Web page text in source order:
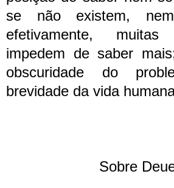
se não existem,
efetivamente,
impedem de saber
obscuridade do
brevidade da vida
Sobre